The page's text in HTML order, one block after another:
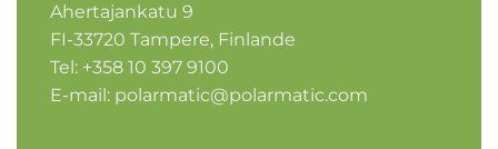
Ahertajankatu 9
FI-33720 Tampere, Finlande
Tel: +358 10 397 9100
E-mail: polarmatic@polarmatic.com